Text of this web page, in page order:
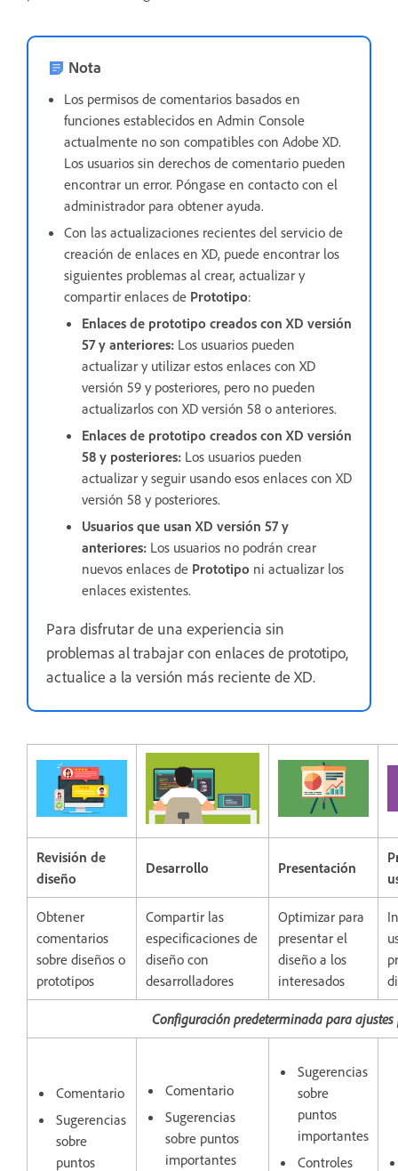
Nota
Los permisos de comentarios basados en
funciones establecidos en Admin Console
actualmente no son compatibles con Adobe XD.
Los usuarios sin derechos de comentario pueden
encontrar un error. Póngase en contacto con el
administrador para obtener ayuda.
Con las actualizaciones recientes del servicio de
creación de enlaces en XD, puede encontrar los
siguientes problemas al crear, actualizar y
compartir enlaces de Prototipo:
Enlaces de prototipo creados con XD versión
57 y anteriores: Los usuarios pueden
actualizar y utilizar estos enlaces con XD
versión 59 y posteriores, pero no pueden
actualizarlos con XD versión 58 o anteriores.
Enlaces de prototipo creados con XD versión
58 y posteriores: Los usuarios pueden
actualizar y seguir usando esos enlaces con XD
versión 58 y posteriores.
Usuarios que usan XD versión 57 y
anteriores: Los usuarios no podrán crear
nuevos enlaces de Prototipo ni actualizar los
enlaces existentes.
Para disfrutar de una experiencia sin
problemas al trabajar con enlaces de prototipo,
actualice a la versión más reciente de XD.
Revisión de
diseño
Desarrollo Presentación
Obtener
comentarios
sobre diseños o
prototipos
Compartir las
especificaciones de
diseño con
desarrolladores
Optimizar para
presentar el
diseño a los
interesados
Configuración predeterminada para ajustes
Comentario
Sugerencias
sobre
puntos
Comentario
Sugerencias
sobre puntos
importantes
Sugerencias
sobre
puntos
importantes
Controles